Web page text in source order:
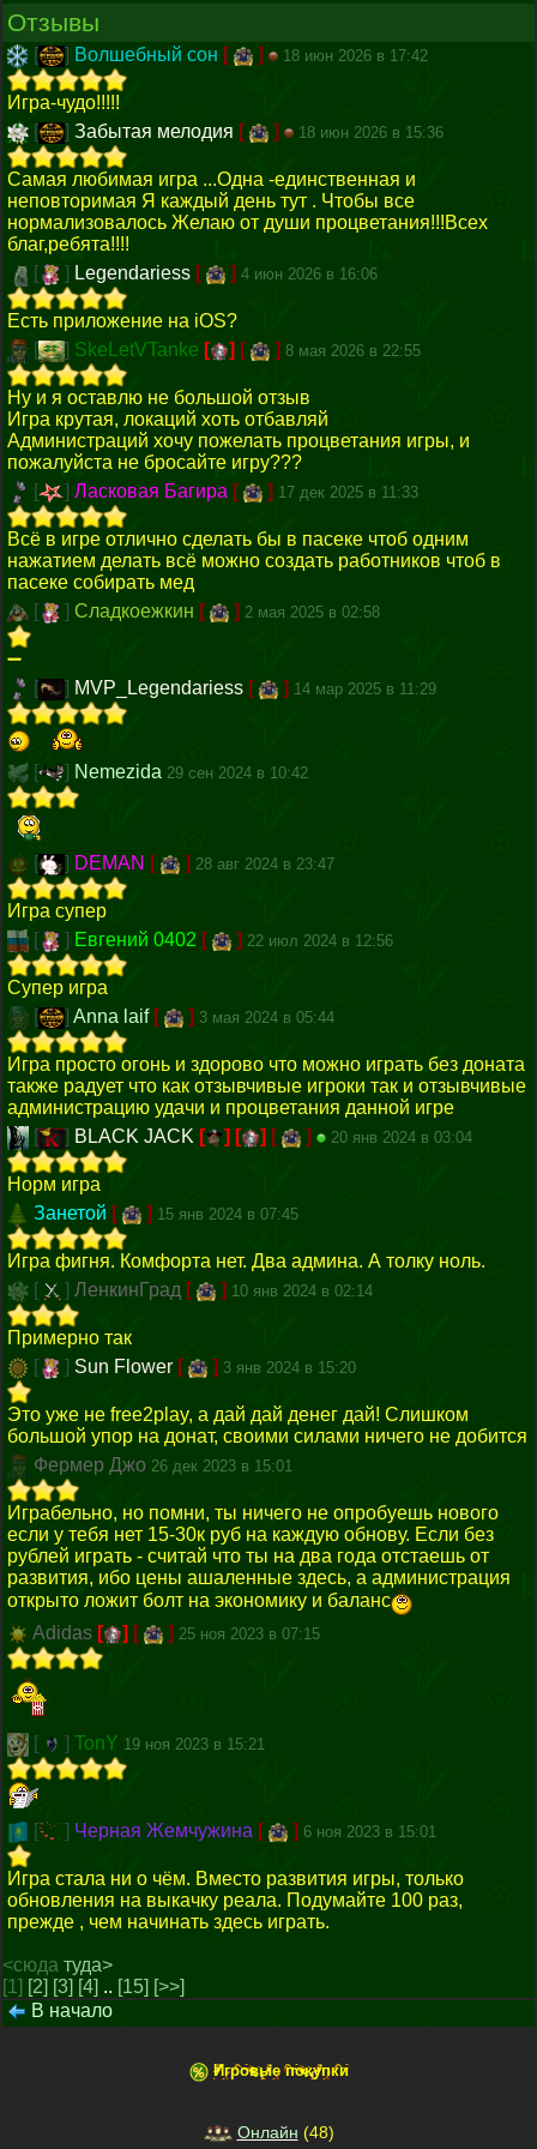
Отзывы
[ ] Волшебный сон [ ] 18 июн 2026 в 17:42
Игра-чудо!!!!!
[
] Забытая мелодия [ ] 18 июн 2026 в 15:36
Самая любимая игра ...Одна -единственная и
неповторимая Я каждый день тут . Чтобы все
нормализовалось Желаю от души процветания!!!Всех
благ,ребята!!!!
[
] Legendariess [ ] 4 июн 2026 в 16:06
Есть приложение на iOS?
[
] SkeLetVTanke [ ] [ ] 8 мая 2026 в 22:55
Ну и я оставлю не большой отзыв
Игра крутая, локаций хоть отбавляй
Администраций хочу пожелать процветания игры, и
пожалуйста не бросайте игру???
[
] Ласковая Багира [ ] 17 дек 2025 в 11:33
Всё в игре отлично сделать бы в пасеке чтоб одним
нажатием делать всё можно создать работников чтоб в
пасеке собирать мед
[
] Сладкоежкин [ ] 2 мая 2025 в 02:58
➖
[
] MVP_Legendariess [ ] 14 мар 2025 в 11:29
[ ] Nemezida 29 сен 2024 в 10:42
[ ] DEMAN [ ] 28 авг 2024 в 23:47
Игра супер
[
] Евгений 0402 [ ] 22 июл 2024 в 12:56
Супер игра
[
] Anna laif [ ] 3 мая 2024 в 05:44
Игра просто огонь и здорово что можно играть без доната
также радует что как отзывчивые игроки так и отзывчивые
администрацию удачи и процветания данной игре
[
] BLACK JACK [ ] [ ] [ ] 20 янв 2024 в 03:04
Норм игра
Занетой [ ] 15 янв 2024 в 07:45
Игра фигня. Комфорта нет. Два админа. А толку ноль.
[
] ЛенкинГрад [ ] 10 янв 2024 в 02:14
Примерно так
[
] Sun Flower [ ] 3 янв 2024 в 15:20
Это уже не free2play, а дай дай денег дай! Слишком
большой упор на донат, своими силами ничего не добится
Фермер Джо 26 дек 2023 в 15:01
Играбельно, но помни, ты ничего не опробуешь нового
если у тебя нет 15-30к руб на каждую обнову. Если без
рублей играть - считай что ты на два года отстаешь от
развития, ибо цены ашаленные здесь, а администрация
открыто ложит болт на экономику и баланс
Adidas [ ] [ ] 25 ноя 2023 в 07:15
[ ] TonY 19 ноя 2023 в 15:21
[ ] Черная Жемчужина [ ] 6 ноя 2023 в 15:01
Игра стала ни о чём. Вместо развития игры, только
обновления на выкачку реала. Подумайте 100 раз,
прежде , чем начинать здесь играть.
<сюда туда>
[1] [2] [3] [4] .. [15] [>>]
В начало
Игровые покупки
Онлайн (48)